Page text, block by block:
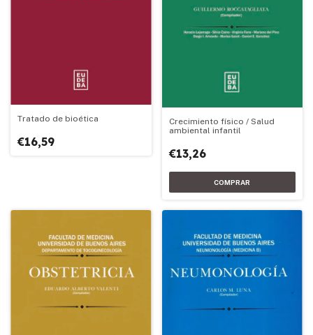
Tratado de bioética
€16,59
Crecimiento físico / Salud
ambiental infantil
€13,26